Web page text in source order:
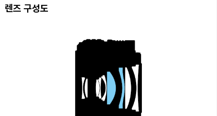
렌즈 구성도